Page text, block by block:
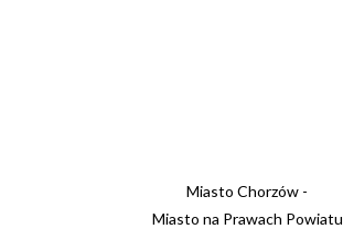
Miasto Chorzów -
Miasto na Prawach Powiatu